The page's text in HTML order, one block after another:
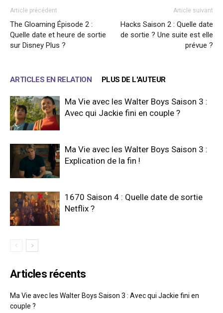
Article précédent
The Gloaming Épisode 2 :
Quelle date et heure de sortie
sur Disney Plus ?
Article suivant
Hacks Saison 2 : Quelle date
de sortie ? Une suite est elle
prévue ?
ARTICLES EN RELATION PLUS DE L'AUTEUR
Ma Vie avec les Walter Boys Saison 3 :
Avec qui Jackie fini en couple ?
Ma Vie avec les Walter Boys Saison 3 :
Explication de la fin !
1670 Saison 4 : Quelle date de sortie
Netflix ?
Articles récents
Ma Vie avec les Walter Boys Saison 3 : Avec qui Jackie fini en
couple ?